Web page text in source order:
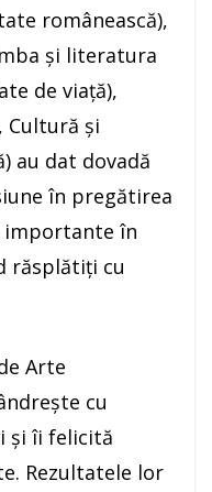
românească),
și literatura
de viață),
Cultură și
au dat dovadă
în pregătirea
importante în
răsplătiți cu
Arte
cu
și îi felicită
Rezultatele lor